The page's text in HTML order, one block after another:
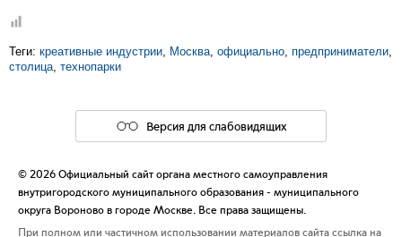
Теги: креативные индустрии, Москва, официально, предприниматели,
столица, технопарки
Версия для слабовидящих
© 2026 Официальный сайт органа местного самоуправления
внутригородского муниципального образования - муниципального
округа Вороново в городе Москве. Все права защищены.
При полном или частичном использовании материалов сайта ссылка на